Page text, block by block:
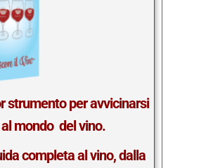
strumento per avvicinarsi
al mondo del vino.
completa al vino, dalla